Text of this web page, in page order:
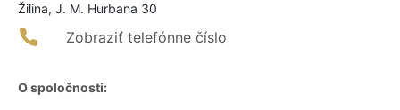
Žilina, J. M. Hurbana 30
Zobraziť telefónne číslo
O spoločnosti: